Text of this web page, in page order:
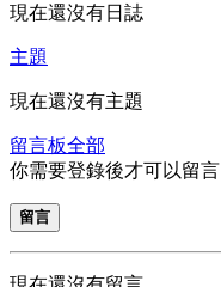
現在還沒有日誌
主題
現在還沒有主題
留言板全部
你需要登錄後才可以留言
留言